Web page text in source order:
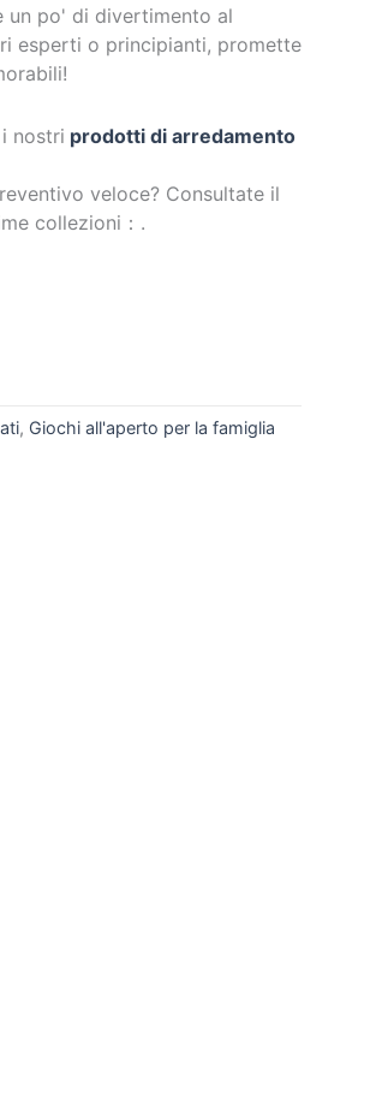
un po' di divertimento al
esperti o principianti, promette
nostri prodotti di arredamento
veloce? Consultate il
collezioni：.
, Giochi all'aperto per la famiglia